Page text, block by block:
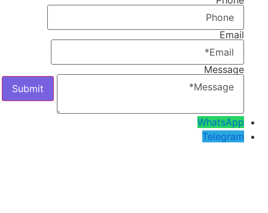
Email
Message
WhatsApp
Telegram